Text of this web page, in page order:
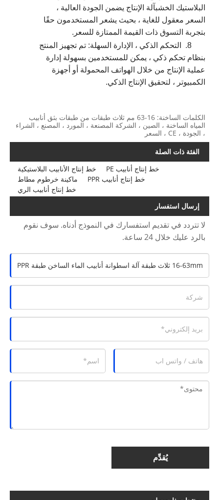
البلاستيك الخشبآلة الإنتاج يضمن الجودة العالية ،
السعر معقول للغاية ، بحيث يشعر المستخدمون حقًا
بتجربة التسوق ذات القيمة الممتازة للسعر.
8.
التحكم الذكي ، الإدارة السهلة: تم تجهيز المنتج
بنظام تحكم ذكي ، يمكن للمستخدمين بسهولة إدارة
عملية الإنتاج من خلال الهواتف المحمولة أو أجهزة
الكمبيوتر ، لتحقيق الإنتاج الذكي.
الكلمات الساخنة: 16-63 مم ثلاث طبقات من طبقات بثق أنابيب
المياه الساخنة ، الصين ، الشركة المصنعة ، المورد ، المصنع ، الشراء
، الجودة ، CE ، السعر
الفئة ذات الصلة
خط إنتاج الأنابيب البلاستيكية
خط إنتاج أنابيب PE
ماكينة خرطوم مطاط
خط إنتاج أنابيب PPR
خط إنتاج أنابيب الري
إرسال استفسار
لا تتردد في تقديم استفسارك في النموذج أدناه. سوف نقوم
بالرد عليك خلال 24 ساعة.
يُقدِّم